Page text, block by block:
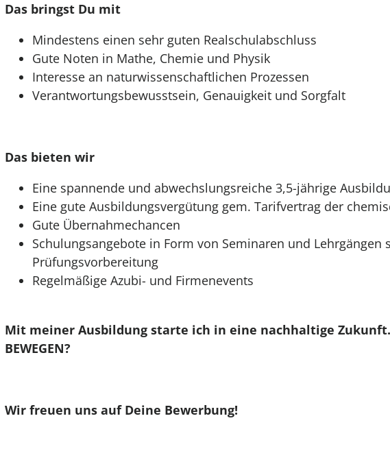
Das bringst Du mit
Mindestens einen sehr guten Realschulabschluss
Gute Noten in Mathe, Chemie und Physik
Interesse an naturwissenschaftlichen Prozessen
Verantwortungsbewusstsein, Genauigkeit und Sorgfalt
Das bieten wir
Eine spannende und abwechslungsreiche 3,5-jährige
Eine gute Ausbildungsvergütung gem. Tarifvertrag der
Gute Übernahmechancen
Schulungsangebote in Form von Seminaren und Lehrgängen
Prüfungsvorbereitung
Regelmäßige Azubi- und Firmenevents
Mit meiner Ausbildung starte ich in eine nachhaltige Zukunft.
BEWEGEN?
Wir freuen uns auf Deine Bewerbung!